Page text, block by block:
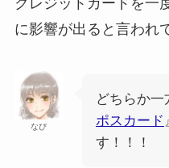
に影響が出ると言われ
なぴ
どちらか一
ポスカード
す！！！